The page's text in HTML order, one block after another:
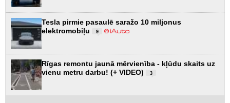
Tesla pirmie pasaulē saražo 10 miljonus
elektromobiļu
9
Rīgas remontu jaunā mērvienība - kļūdu skaits uz
vienu metru darbu! (+ VIDEO)
3